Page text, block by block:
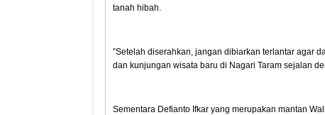
tanah hibah.
”Setelah diserahkan, jangan dibiarkan terlantar agar
dan kunjungan wisata baru di Nagari Taram sejalan
Sementara Defianto Ifkar yang merupakan mantan